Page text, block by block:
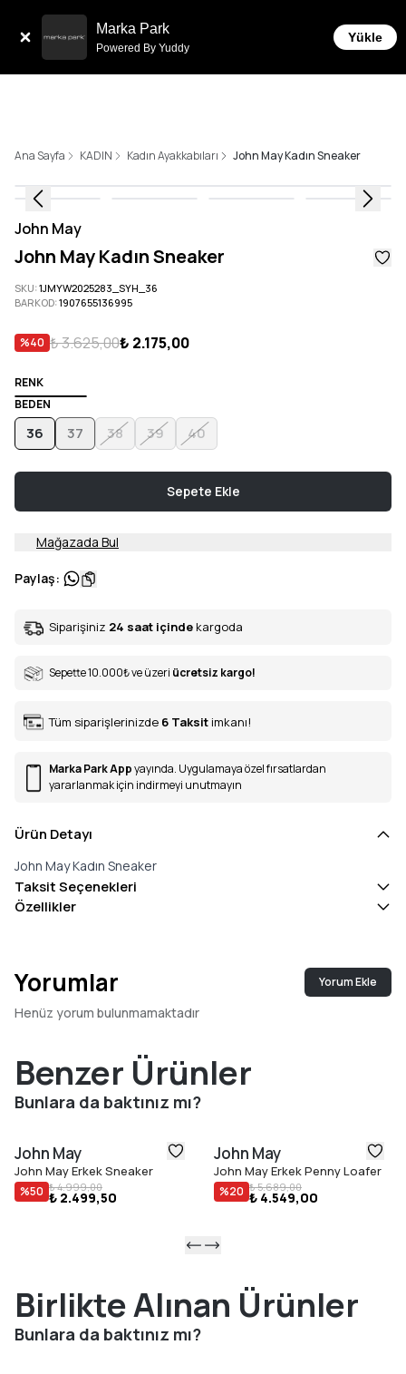
Marka Park
Powered By Yuddy
Yükle
Ana Sayfa KADIN Kadın Ayakkabıları John May Kadın Sneaker
John May
John May Kadın Sneaker
SKU:1JMYW2025283_SYH_36
BARKOD:1907655136995
%40 ₺ 3.625,00₺ 2.175,00
RENK
BEDEN
36 37 38 39 40
Sepete Ekle
Mağazada Bul
Paylaş:
Siparişiniz 24 saat içinde kargoda
Sepette 10.000₺ve üzeri ücretsiz kargo!
Tüm siparişlerinizde 6 Taksit imkanı!
Marka Park Appyayında. Uygulamaya özel fırsatlardan
yararlanmak için indirmeyi unutmayın
Ürün Detayı
John May Kadın Sneaker
Taksit Seçenekleri
Özellikler
Yorumlar Yorum Ekle
Henüz yorum bulunmamaktadır
Benzer Ürünler
Bunlara da baktınız mı?
John May
John May Erkek Sneaker
%50 ₺ 4.999,00
₺ 2.499,50
John May
John May Erkek Penny Loafer
%20 ₺ 5.689,00
₺ 4.549,00
Birlikte Alınan Ürünler
Bunlara da baktınız mı?